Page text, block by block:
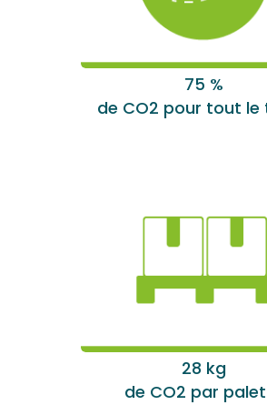
75 %
de CO2 pour tout le
28 kg
de CO2 par